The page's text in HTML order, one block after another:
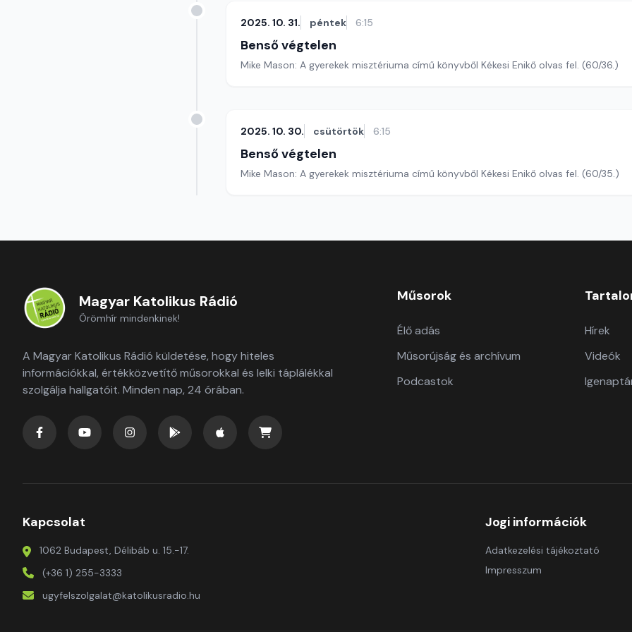
2025. 10. 31. péntek 6:15
Benső végtelen
Mike Mason: A gyerekek misztériuma című könyvből Kékesi Enikő olvas fel. (60/36.)
2025. 10. 30. csütörtök 6:15
Benső végtelen
Mike Mason: A gyerekek misztériuma című könyvből Kékesi Enikő olvas fel. (60/35.)
Magyar Katolikus Rádió
Örömhír mindenkinek!
A Magyar Katolikus Rádió küldetése, hogy hiteles
információkkal, értékközvetítő műsorokkal és lelki táplálékkal
szolgálja hallgatóit. Minden nap, 24 órában.
Műsorok
Élő adás
Műsorújság és archívum
Podcastok
Hírek
Videók
Kapcsolat
1062 Budapest, Délibáb u. 15.-17.
(+36 1) 255-3333
ugyfelszolgalat@katolikusradio.hu
Jogi információk
Adatkezelési tájékoztató
Impresszum